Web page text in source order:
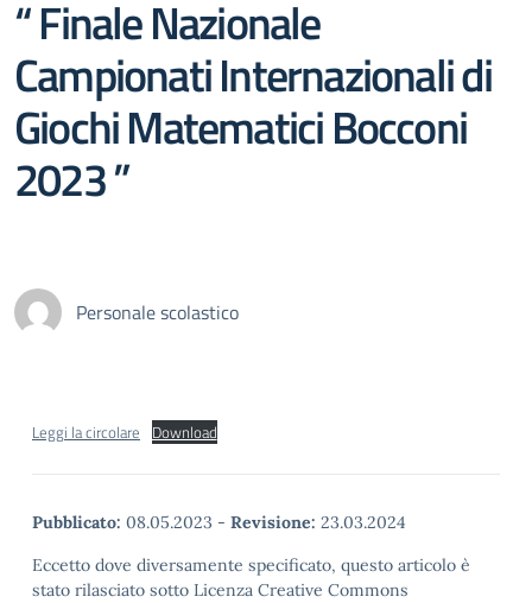
“ Finale Nazionale
Campionati Internazionali di
Giochi Matematici Bocconi
2023 ”
Personale scolastico
Leggi la circolare Download
Pubblicato: 08.05.2023 - Revisione: 23.03.2024
Eccetto dove diversamente specificato, questo articolo è
stato rilasciato sotto Licenza Creative Commons